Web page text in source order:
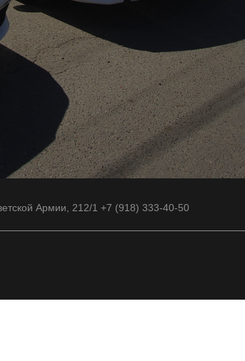
Армии, 212/1 +7 (918) 333-40-50